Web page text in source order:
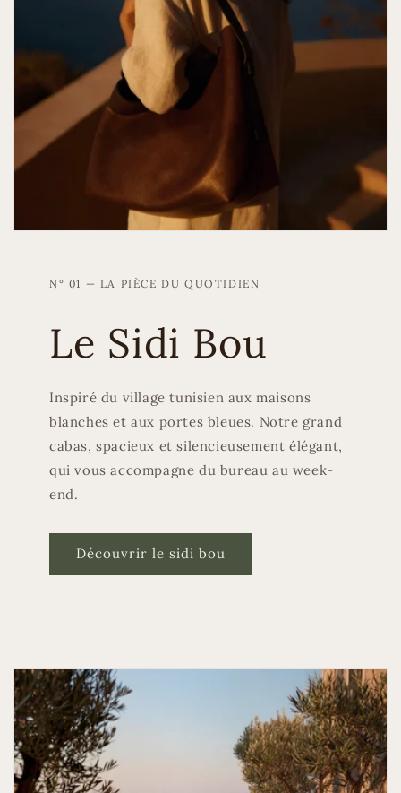
N° 01 — LA PIÈCE DU QUOTIDIEN
Le Sidi Bou
Inspiré du village tunisien aux maisons
blanches et aux portes bleues. Notre grand
cabas, spacieux et silencieusement élégant,
qui vous accompagne du bureau au week-
end.
Découvrir le sidi bou